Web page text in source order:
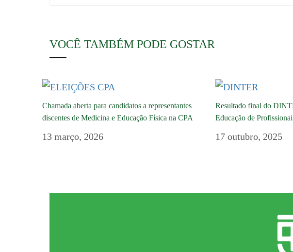
VOCÊ TAMBÉM PODE GOSTAR
Chamada aberta para candidatos a representantes
discentes de Medicina e Educação Física na CPA
13 março, 2026
Resultado final do
Educação de
17 outubro, 2025